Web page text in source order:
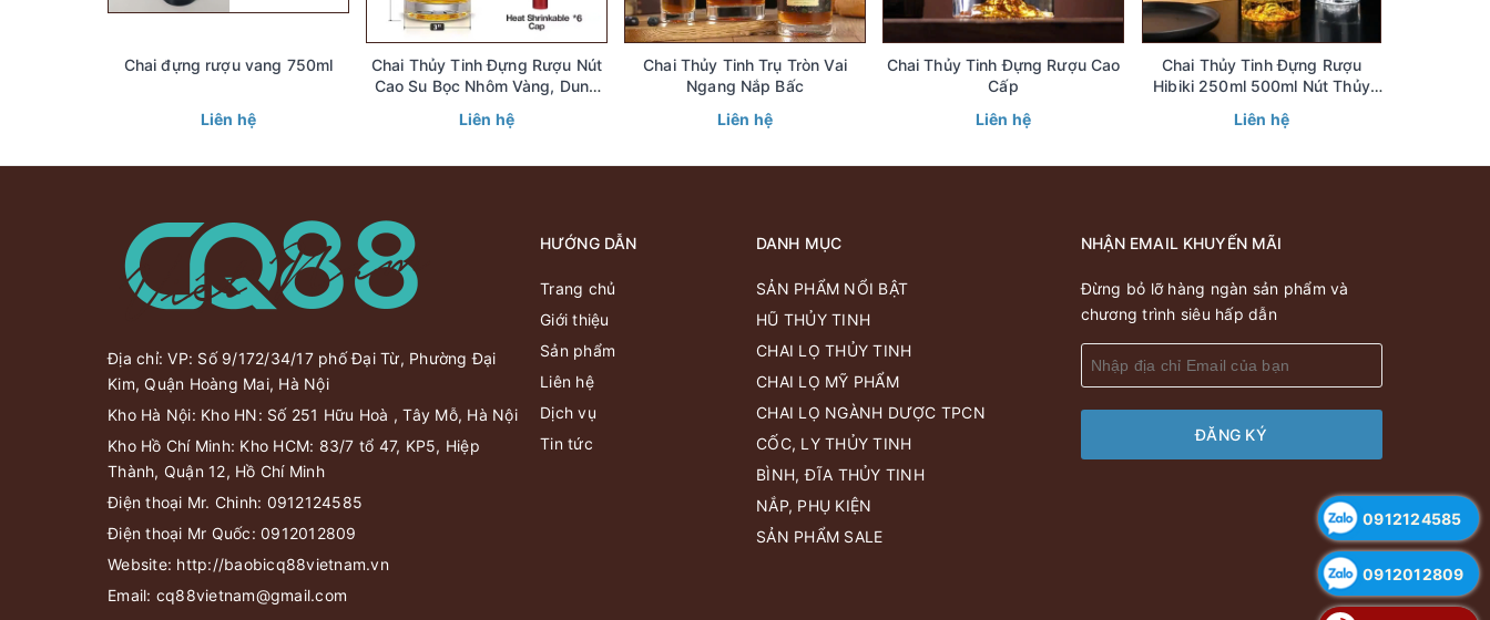
Chai đựng rượu vang 750ml
Liên hệ
Chai Thủy Tinh Đựng Rượu Nút
Cao Su Bọc Nhôm Vàng, Dung
750ml 1000ml
Liên hệ
Chai Thủy Tinh Trụ Tròn Vai
Ngang Nắp Bấc
Liên hệ
Chai Thủy Tinh Đựng Rượu Cao
Cấp
Liên hệ
Chai Thủy Tinh Đựng Rượu
Hibiki 250ml 500ml Nút Thủy
Ngoại
Liên hệ
Địa chỉ: VP: Số 9/172/34/17 phố Đại Từ, Phường Đại
Kim, Quận Hoàng Mai, Hà Nội
Kho Hà Nội: Kho HN: Số 251 Hữu Hoà , Tây Mỗ, Hà Nội
Kho Hồ Chí Minh: Kho HCM: 83/7 tổ 47, KP5, Hiệp
Thành, Quận 12, Hồ Chí Minh
Điện thoại Mr. Chinh: 0912124585
Điện thoại Mr Quốc: 0912012809
Website: http://baobicq88vietnam.vn
Email: cq88vietnam@gmail.com
HƯỚNG DẪN
Trang chủ
Giới thiệu
Sản phẩm
Liên hệ
Dịch vụ
Tin tức
DANH MỤC
SẢN PHẨM NỔI BẬT
HŨ THỦY TINH
CHAI LỌ THỦY TINH
CHAI LỌ MỸ PHẨM
CHAI LỌ NGÀNH DƯỢC TPCN
CỐC, LY THỦY TINH
BÌNH, ĐĨA THỦY TINH
NẮP, PHỤ KIỆN
SẢN PHẨM SALE
NHẬN EMAIL KHUYẾN MÃI
Đừng bỏ lỡ hàng ngàn sản phẩm và
chương trình siêu hấp dẫn
ĐĂNG KÝ
0912124585
0912012809